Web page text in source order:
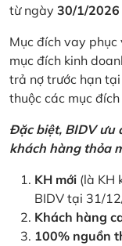
từ ngày 30/1/
Mục đích vay
mục đích kinh
trả nợ trước hạn
thuộc các mục
Đặc biệt, BIDV ưu
khách hàng thỏa
KH mới (là KH
BIDV tại 31/
Khách hàng
100% nguồn